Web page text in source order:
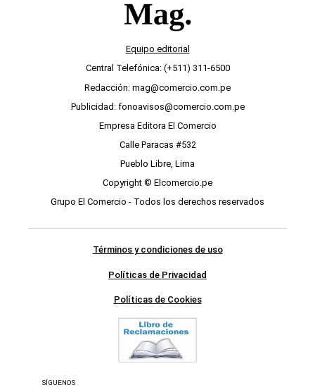
Equipo editorial
Central Telefónica: (+511) 311-6500
Redacción: mag@comercio.com.pe
Publicidad: fonoavisos@comercio.com.pe
Empresa Editora El Comercio
Calle Paracas #532
Pueblo Libre, Lima
Copyright © Elcomercio.pe
Grupo El Comercio - Todos los derechos reservados
Términos y condiciones de uso
Políticas de Privacidad
Políticas de Cookies
SÍGUENOS